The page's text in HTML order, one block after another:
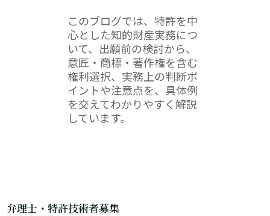
このブログでは、特許を中
心とした知的財産実務につ
いて、出願前の検討から、
意匠・商標・著作権を含む
権利選択、実務上の判断ポ
イントや注意点を、具体例
を交えてわかりやすく解説
しています。
弁理士・特許技術者募集